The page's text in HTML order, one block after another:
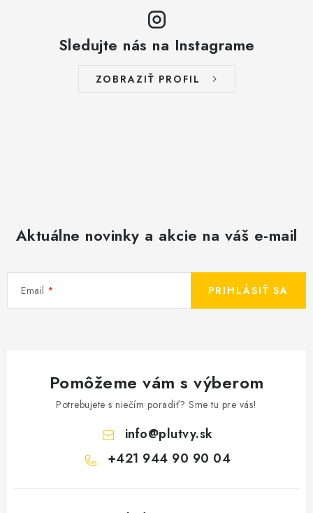
Sledujte nás na Instagrame
ZOBRAZIŤ PROFIL
Aktuálne novinky a akcie na váš e-mail
Email PRIHLÁSIŤ SA
Pomôžeme vám s výberom
Potrebujete s niečím poradiť? Sme tu pre vás!
info@plutvy.sk
+421 944 90 90 04